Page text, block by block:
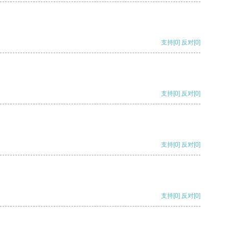
支持[0] 反对[0]
支持[0] 反对[0]
支持[0] 反对[0]
支持[0] 反对[0]